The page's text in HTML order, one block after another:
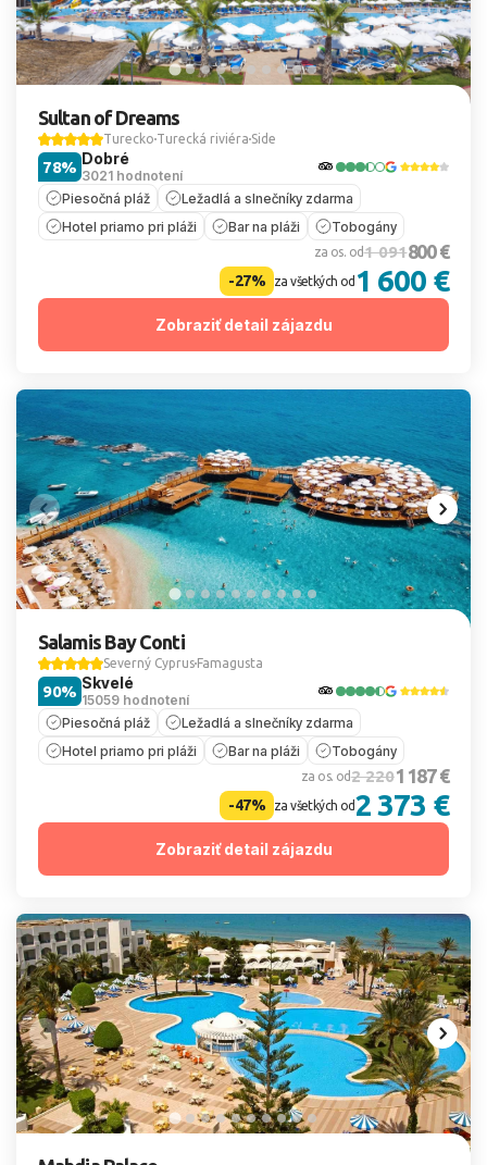
Sultan of Dreams
Turecko Turecká riviéra Side
Dobré
3021 hodnotení
78%
Piesočná pláž
Ležadlá a slnečníky zdarma
Hotel priamo pri pláži
Bar na pláži Tobogány
za os. od1 091800 €
-27% za všetkých od 1 600 €
Zobraziť detail zájazdu
Salamis Bay Conti
Severný Cyprus Famagusta
Skvelé
15059 hodnotení
90%
Piesočná pláž
Ležadlá a slnečníky zdarma
Hotel priamo pri pláži
Bar na pláži Tobogány
za os. od2 2201 187 €
-47% za všetkých od2 373 €
Zobraziť detail zájazdu